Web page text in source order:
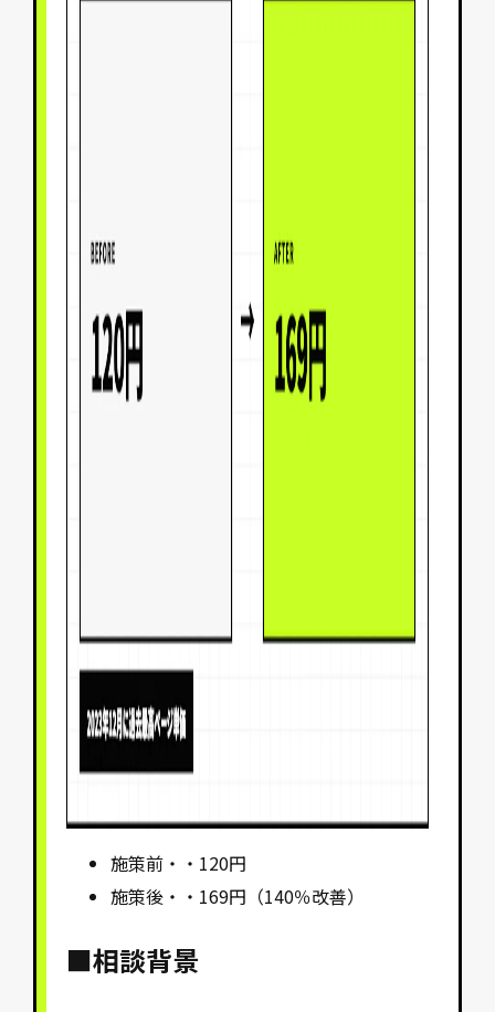
施策前・・120円
施策後・・169円（140％改善）
■相談背景